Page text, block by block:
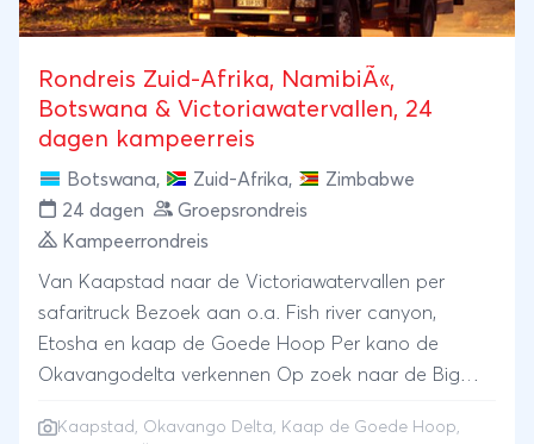
Rondreis Zuid-Afrika, NamibiÃ«,
Botswana & Victoriawatervallen, 24
dagen kampeerreis
Botswana, Zuid-Afrika,
Zimbabwe
24 dagen
Groepsrondreis
Kampeerrondreis
Van Kaapstad naar de Victoriawatervallen per
safaritruck Bezoek aan o.a. Fish river canyon,
Etosha en kaap de Goede Hoop Per kano de
Okavangodelta verkennen Op zoek naar de Big
Kaapstad , Okavango Delta, Kaap de Goede Hoop,